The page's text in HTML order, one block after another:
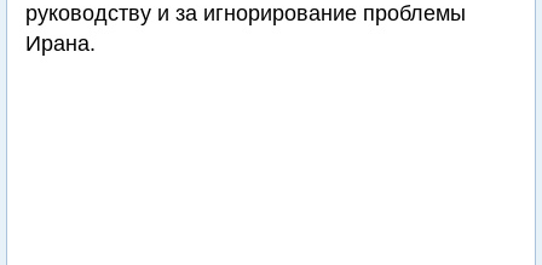
руководству и за игнорирование проблемы
Ирана.